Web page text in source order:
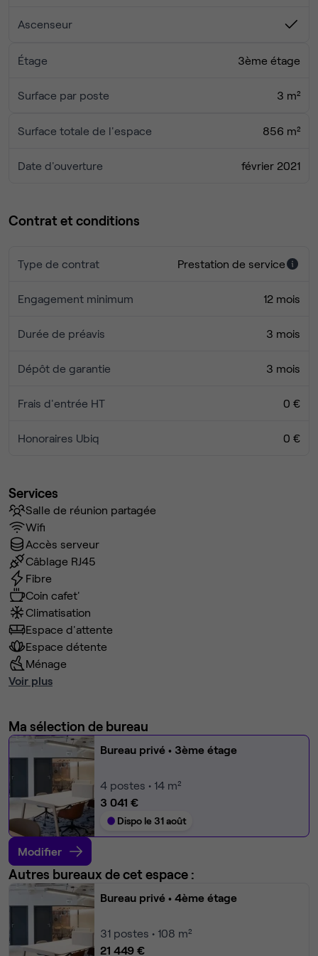
Ascenseur
Étage 3ème étage
Surface par poste 3 m²
Surface totale de l'espace 856 m²
Date d'ouverture février 2021
Contrat et conditions
Type de contrat Prestation de service
Engagement minimum 12 mois
Durée de préavis 3 mois
Dépôt de garantie 3 mois
Frais d'entrée HT 0 €
Honoraires Ubiq 0 €
Services
Salle de réunion partagée
Wifi
Accès serveur
Câblage RJ45
Fibre
Coin cafet'
Climatisation
Espace d'attente
Espace détente
Ménage
Voir plus
Ma sélection de bureau
Bureau privé • 3ème étage
4 postes • 14 m²
3 041 €
Dispo le 31 août
Modifier
Autres bureaux de cet espace :
Bureau privé • 4ème étage
31 postes • 108 m²
21 449 €